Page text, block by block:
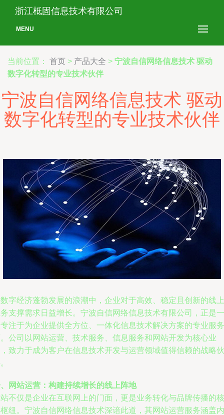
浙江柢固信息技术有限公司
MENU
当前位置： 首页 > 产品大全 > 宁波自信网络信息技术 驱动
数字化转型的专业技术伙伴
宁波自信网络信息技术 驱动
数字化转型的专业技术伙伴
字经济蓬勃发展的浪潮中，企业对于高效、稳定且创新的线上
支撑需求日益增长。宁波自信网络信息技术有限公司，正是一
注于为企业提供全方位、一体化信息技术解决方案的专业服务
公司以网站运营、技术服务、信息服务和网站开发为核心业
致力于成为客户在信息技术开发与运营领域值得信赖的战略伙
网站运营：构建持续增长的线上阵地
不仅是企业在互联网上的门面，更是业务转化与品牌传播的核
纽。宁波自信网络信息技术深谙此道，其网站运营服务涵盖内